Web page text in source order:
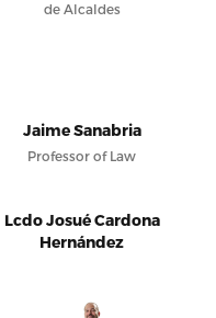
de Alcaldes
Jaime Sanabria
Professor of Law
Lcdo Josué Cardona
Hernández